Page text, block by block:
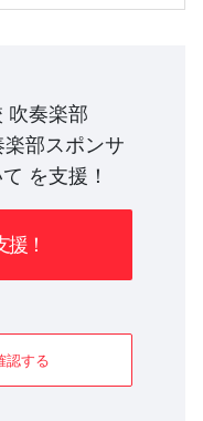
吹奏楽部
部スポンサ
を支援！
！
認する